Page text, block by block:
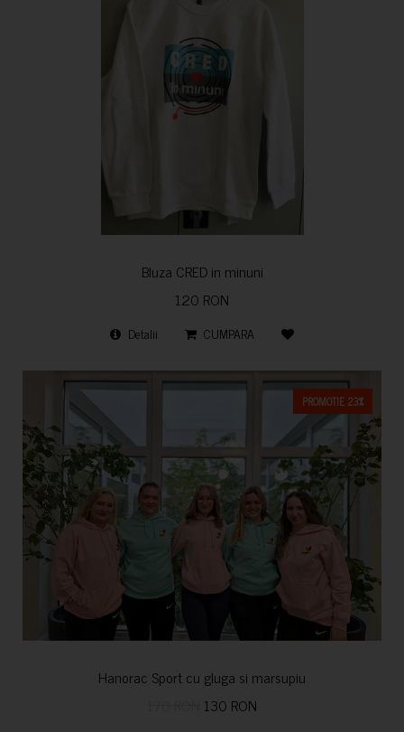
Bluza CRED in minuni
120 RON
Detalii CUMPARA
PROMOTIE 23%
Hanorac Sport cu gluga si marsupiu
130 RON